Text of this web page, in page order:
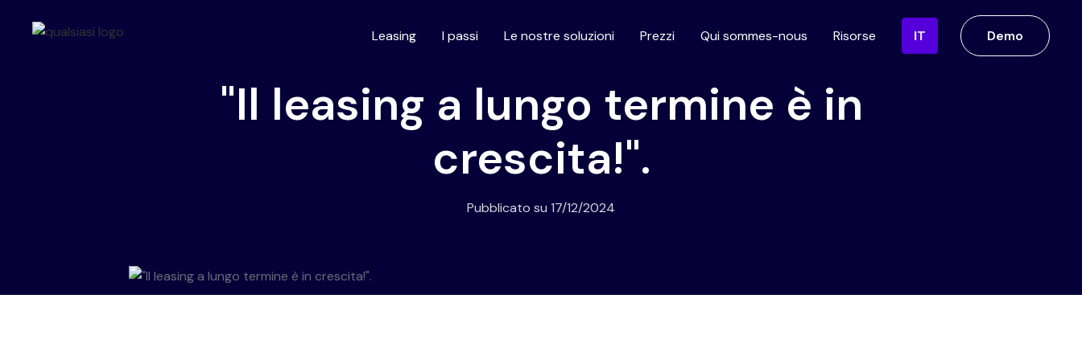
Leasing I passi Le nostre soluzioni Prezzi Qui sommes-nous Risorse IT Demo
"Il leasing a lungo termine è in
crescita!".
Pubblicato su 17/12/2024